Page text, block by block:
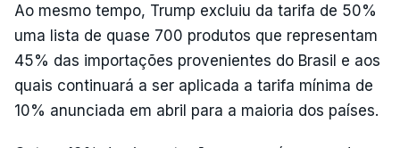
Ao mesmo tempo, Trump excluiu da tarifa de 50%
uma lista de quase 700 produtos que representam
45% das importações provenientes do Brasil e aos
quais continuará a ser aplicada a tarifa mínima de
10% anunciada em abril para a maioria dos países.